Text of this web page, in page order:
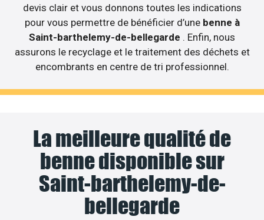
devis clair et vous donnons toutes les indications
pour vous permettre de bénéficier d’une benne à
Saint-barthelemy-de-bellegarde . Enfin, nous
assurons le recyclage et le traitement des déchets et
encombrants en centre de tri professionnel.
La meilleure qualité de
benne disponible sur
Saint-barthelemy-de-
bellegarde